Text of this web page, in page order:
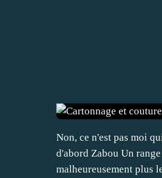
Non, ce n'est pas moi
d'abord Zabou Un
malheureusement plus